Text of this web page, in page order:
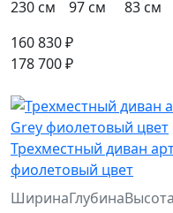
230 см
97 см
83 см
160 830 ₽
178 700 ₽
Трехместный диван
фиолетовый цвет
ШиринаГлубинаВысота